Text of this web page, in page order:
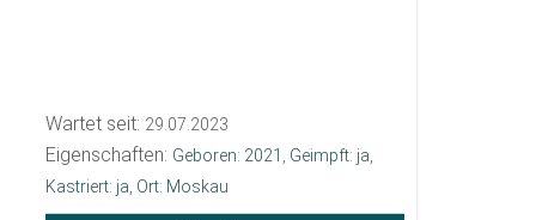
Wartet seit: 29.07.2023
Eigenschaften: Geboren: 2021 Geimpft: ja
Kastriert: ja Ort: Moskau